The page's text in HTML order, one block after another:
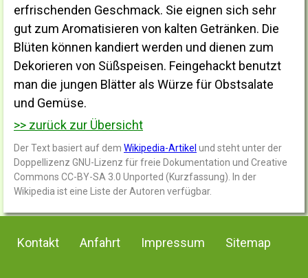
erfrischenden Geschmack. Sie eignen sich sehr
gut zum Aromatisieren von kalten Getränken. Die
Blüten können kandiert werden und dienen zum
Dekorieren von Süßspeisen. Feingehackt benutzt
man die jungen Blätter als Würze für Obstsalate
und Gemüse.
>> zurück zur Übersicht
Der Text basiert auf dem Wikipedia-Artikel und steht unter der
Doppellizenz GNU-Lizenz für freie Dokumentation und Creative
Commons CC-BY-SA 3.0 Unported (Kurzfassung). In der
Wikipedia ist eine Liste der Autoren verfügbar.
Kontakt Anfahrt Impressum Sitemap